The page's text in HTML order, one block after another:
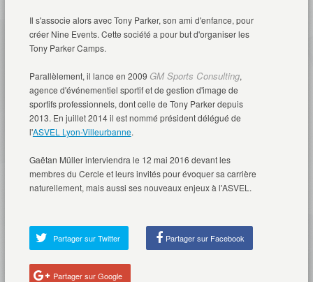
Il s'associe alors avec Tony Parker, son ami d'enfance, pour
créer Nine Events. Cette société a pour but d'organiser les
Tony Parker Camps.
Parallèlement, il lance en 2009 GM Sports Consulting,
agence d'événementiel sportif et de gestion d'image de
sportifs professionnels, dont celle de Tony Parker depuis
2013. En juillet 2014 il est nommé président délégué de
l'ASVEL Lyon-Villeurbanne.
Gaëtan Müller interviendra le 12 mai 2016 devant les
membres du Cercle et leurs invités pour évoquer sa carrière
naturellement, mais aussi ses nouveaux enjeux à l'ASVEL.
Partager sur Twitter Partager sur Facebook
Partager sur Google